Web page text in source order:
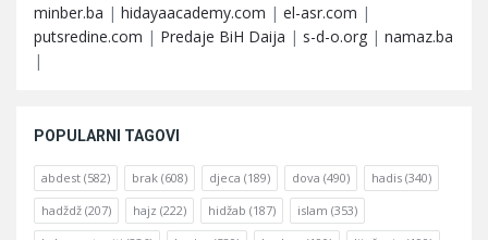
minber.ba | hidayaacademy.com | el-asr.com |
putsredine.com | Predaje BiH Daija | s-d-o.org | namaz.ba
|
POPULARNI TAGOVI
abdest (582) brak (608) djeca (189) dova (490) hadis (340)
hadždž (207) hajz (222) hidžab (187) islam (353)